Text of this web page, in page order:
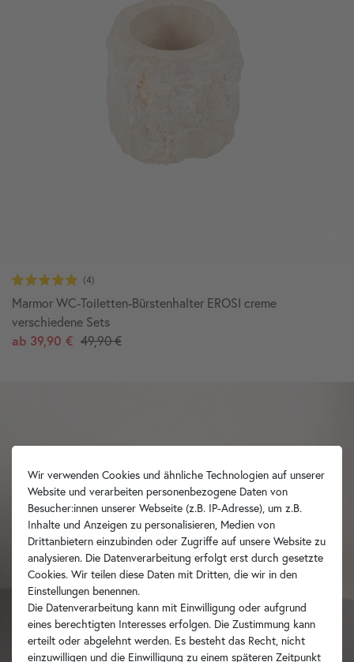
Marmor WC-Toiletten-Bürstenhalter EROSI creme
verschiedene Sets
ab 39,90 € 49,90 €
Wir verwenden Cookies und ähnliche Technologien auf unserer
Website und verarbeiten personenbezogene Daten von
Besucher:innen unserer Webseite (z.B. IP-Adresse), um z.B.
Inhalte und Anzeigen zu personalisieren, Medien von
Drittanbietern einzubinden oder Zugriffe auf unsere Website zu
analysieren. Die Datenverarbeitung erfolgt erst durch gesetzte
Cookies. Wir teilen diese Daten mit Dritten, die wir in den
Einstellungen benennen.
Die Datenverarbeitung kann mit Einwilligung oder aufgrund
eines berechtigten Interesses erfolgen. Die Zustimmung kann
erteilt oder abgelehnt werden. Es besteht das Recht, nicht
einzuwilligen und die Einwilligung zu einem späteren Zeitpunkt